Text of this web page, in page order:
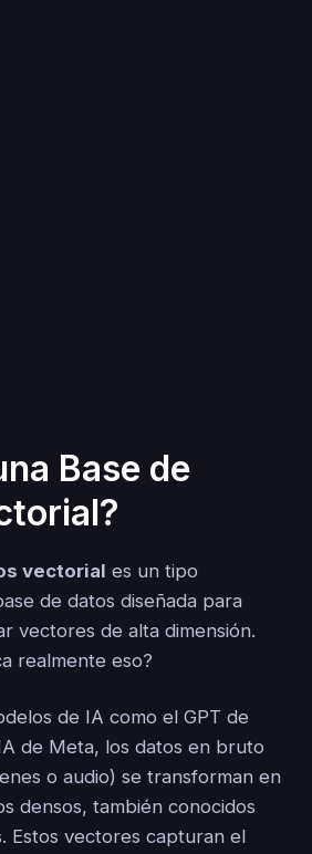
Base de
vectorial es un tipo
de datos diseñada para
vectores de alta dimensión.
realmente eso?
de IA como el GPT de
de Meta, los datos en bruto
o audio) se transforman en
densos, también conocidos
Estos vectores capturan el